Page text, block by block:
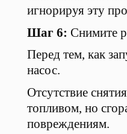
игнорируя эту
Шаг 6: Снимите
Перед тем, как
насос.
Отсутствие
топливом, но
повреждениям.